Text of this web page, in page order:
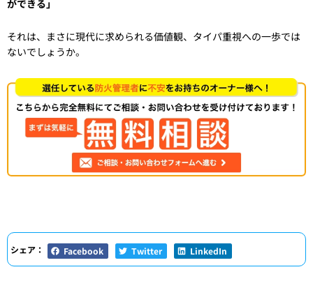
ができる」
それは、まさに現代に求められる価値観、タイパ重視への一歩では
ないでしょうか。
シェア： Facebook Twitter LinkedIn